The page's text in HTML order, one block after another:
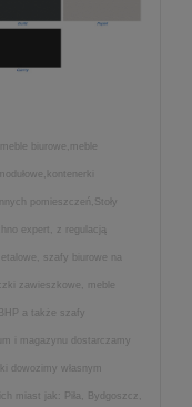
biurowe,meble
pomieszczeń,Stoły
expert, z regulacją
szafy biurowe na
zawieszkowe, meble
a także szafy
i magazynu dostarczamy
dowozimy własnym
miast jak: Piła, Bydgoszcz,